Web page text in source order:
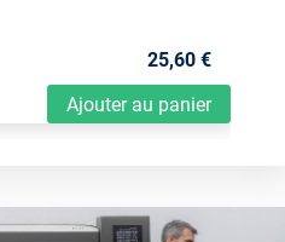
Ajouter au panier
25,60 €